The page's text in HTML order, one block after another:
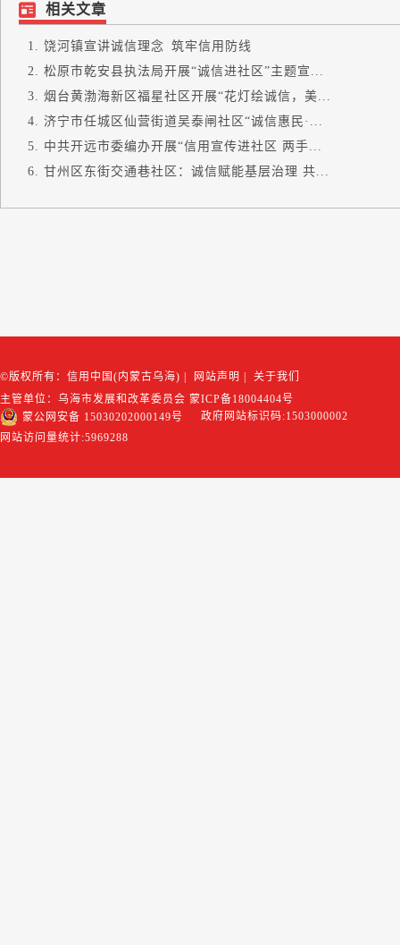
相关文章
饶河镇宣讲诚信理念 筑牢信用防线
松原市乾安县执法局开展“诚信进社区”主题宣...
烟台黄渤海新区福星社区开展“花灯绘诚信，美...
济宁市任城区仙营街道吴泰闸社区“诚信惠民·...
中共开远市委编办开展“信用宣传进社区 两手...
甘州区东街交通巷社区：诚信赋能基层治理 共...
©版权所有：信用中国(内蒙古乌海) 网站声明
关于我们
主管单位：乌海市发展和改革委员会 蒙ICP备18004404号
蒙公网安备 15030202000149号
政府网站标识码:1503000002
网站访问量统计:5969288